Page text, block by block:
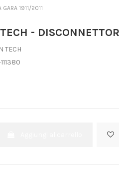
1911/2011
-
TECH